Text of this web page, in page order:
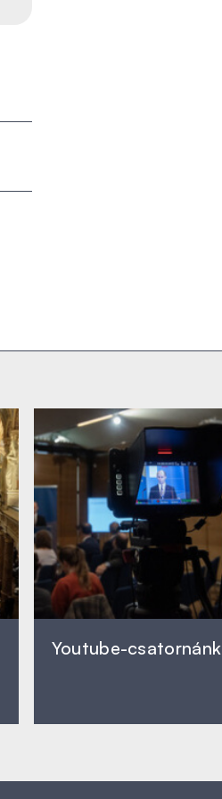
Youtube-csatornánk